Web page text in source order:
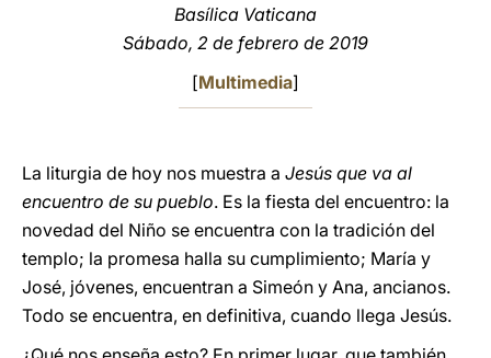
Basílica Vaticana
Sábado, 2 de febrero de 2019
[Multimedia]
La liturgia de hoy nos muestra a Jesús que va al
encuentro de su pueblo. Es la fiesta del encuentro: la
novedad del Niño se encuentra con la tradición del
templo; la promesa halla su cumplimiento; María y
José, jóvenes, encuentran a Simeón y Ana, ancianos.
Todo se encuentra, en definitiva, cuando llega Jesús.